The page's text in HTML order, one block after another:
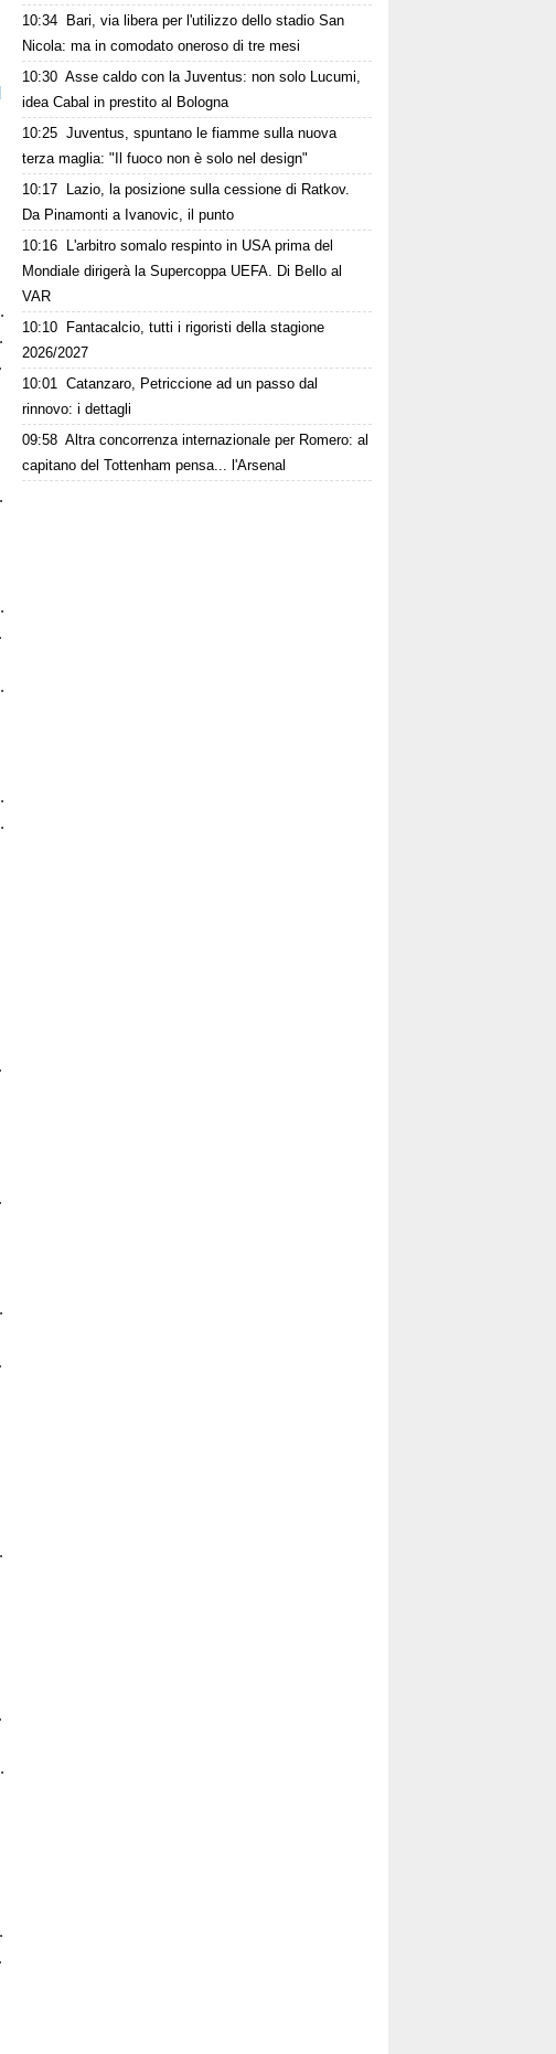
10:34
Bari, via libera per l'utilizzo dello stadio San
Nicola: ma in comodato oneroso di tre mesi
10:30 Asse caldo con la Juventus: non solo Lucumi,
idea Cabal in prestito al Bologna
10:25 Juventus, spuntano le fiamme sulla nuova
terza maglia: "Il fuoco non è solo nel design"
10:17
Lazio, la posizione sulla cessione di Ratkov.
Da Pinamonti a Ivanovic, il punto
10:16
L'arbitro somalo respinto in USA prima del
Mondiale dirigerà la Supercoppa UEFA. Di Bello al
VAR
10:10
Fantacalcio, tutti i rigoristi della stagione
2026/2027
10:01 Catanzaro, Petriccione ad un passo dal
rinnovo: i dettagli
09:58 Altra concorrenza internazionale per Romero: al
capitano del Tottenham pensa... l'Arsenal